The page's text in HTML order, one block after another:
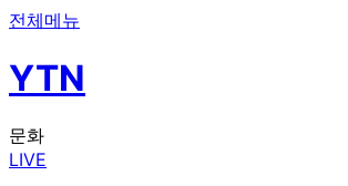
전체메뉴
YTN
문화
LIVE